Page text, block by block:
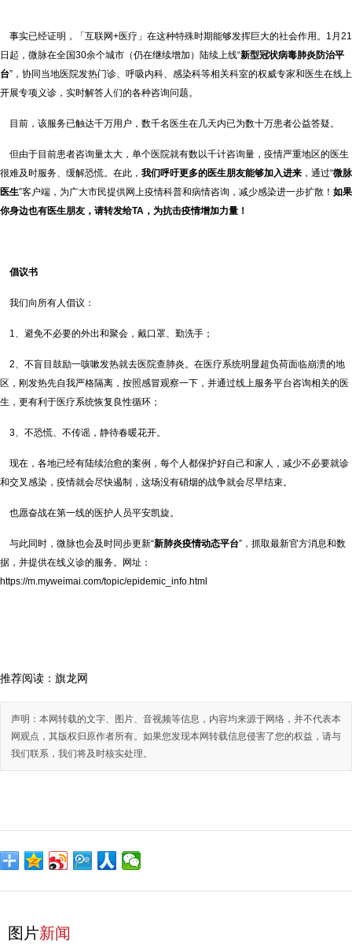
事实已经证明，「互联网+医疗」在这种特殊时期能够发挥巨大的社会作用。1月21
日起，微脉在全国30余个城市（仍在继续增加）陆续上线“新型冠状病毒肺炎防治平
台”，协同当地医院发热门诊、呼吸内科、感染科等相关科室的权威专家和医生在线上
开展专项义诊，实时解答人们的各种咨询问题。
目前，该服务已触达千万用户，数千名医生在几天内已为数十万患者公益答疑。
但由于目前患者咨询量太大，单个医院就有数以千计咨询量，疫情严重地区的医生
很难及时服务、缓解恐慌。在此， 我们呼吁更多的医生朋友能够加入进来 ，通过“微脉
医生”客户端，为广大市民提供网上疫情科普和病情咨询，减少感染进一步扩散！ 如果
你身边也有医生朋友，请转发给TA，为抗击疫情增加力量！
倡议书
我们向所有人倡议：
1、避免不必要的外出和聚会，戴口罩、勤洗手；
2、不盲目鼓励一咳嗽发热就去医院查肺炎。在医疗系统明显超负荷面临崩溃的地
区，刚发热先自我严格隔离，按照感冒观察一下，并通过线上服务平台咨询相关的医
生，更有利于医疗系统恢复良性循环；
3、不恐慌、不传谣，静待春暖花开。
现在，各地已经有陆续治愈的案例，每个人都保护好自己和家人，减少不必要就诊
和交叉感染，疫情就会尽快遏制，这场没有硝烟的战争就会尽早结束。
也愿奋战在第一线的医护人员平安凯旋。
与此同时，微脉也会及时同步更新“新肺炎疫情动态平台”，抓取最新官方消息和数
据，并提供在线义诊的服务。网址：
https://m.myweimai.com/topic/epidemic_info.html
推荐阅读： 旗龙网
声明：本网转载的文字、图片、音视频等信息，内容均来源于网络，并不代表本
网观点，其版权归原作者所有。如果您发现本网转载信息侵害了您的权益，请与
我们联系，我们将及时核实处理。
图片新闻